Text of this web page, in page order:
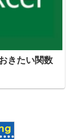
きたい関数